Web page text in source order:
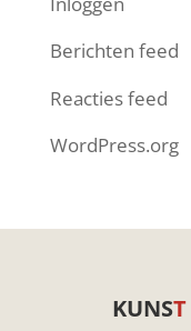
Berichten feed
Reacties feed
WordPress.org
KUNST